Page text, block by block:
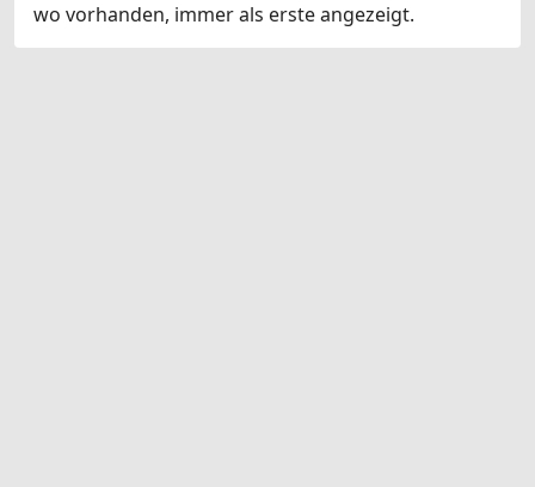
wo vorhanden, immer als erste angezeigt.